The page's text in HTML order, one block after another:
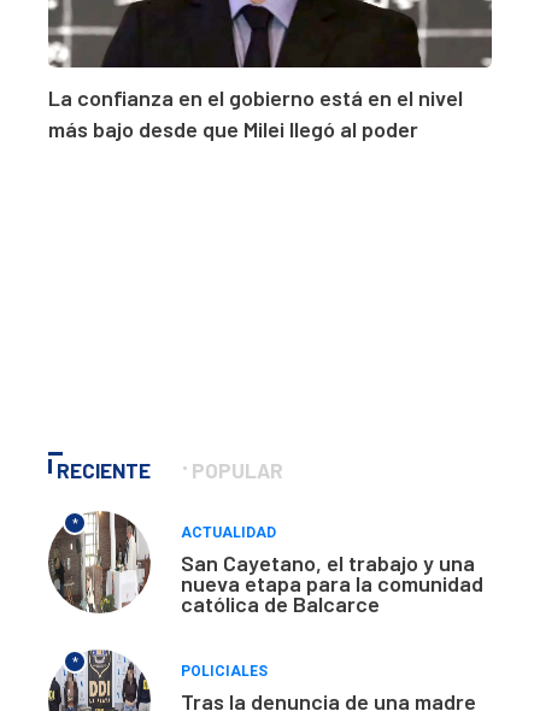
La confianza en el gobierno está en el nivel
más bajo desde que Milei llegó al poder
RECIENTE POPULAR
*
ACTUALIDAD
San Cayetano, el trabajo y una
nueva etapa para la comunidad
católica de Balcarce
*
POLICIALES
Tras la denuncia de una madre